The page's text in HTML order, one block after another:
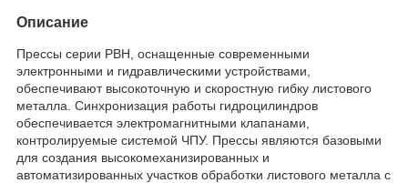
Описание
Прессы серии PBH, оснащенные современными
электронными и гидравлическими устройствами,
обеспечивают высокоточную и скоростную гибку листового
металла. Синхронизация работы гидроцилиндров
обеспечивается электромагнитными клапанами,
контролируемые системой ЧПУ. Прессы являются базовыми
для создания высокомеханизированных и
автоматизированных участков обработки листового металла с